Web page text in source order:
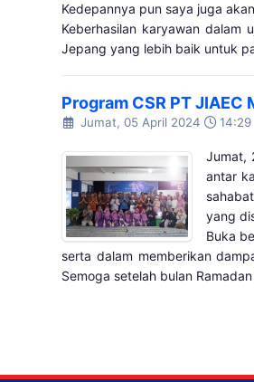
Kedepannya pun saya juga
Keberhasilan karyawan dalam
Jepang yang lebih baik untuk
Program CSR PT JIAEC
Jumat, 05 April 2024 14:29
Jumat,
antar
yang
Buka
serta dalam memberikan
Semoga setelah bulan